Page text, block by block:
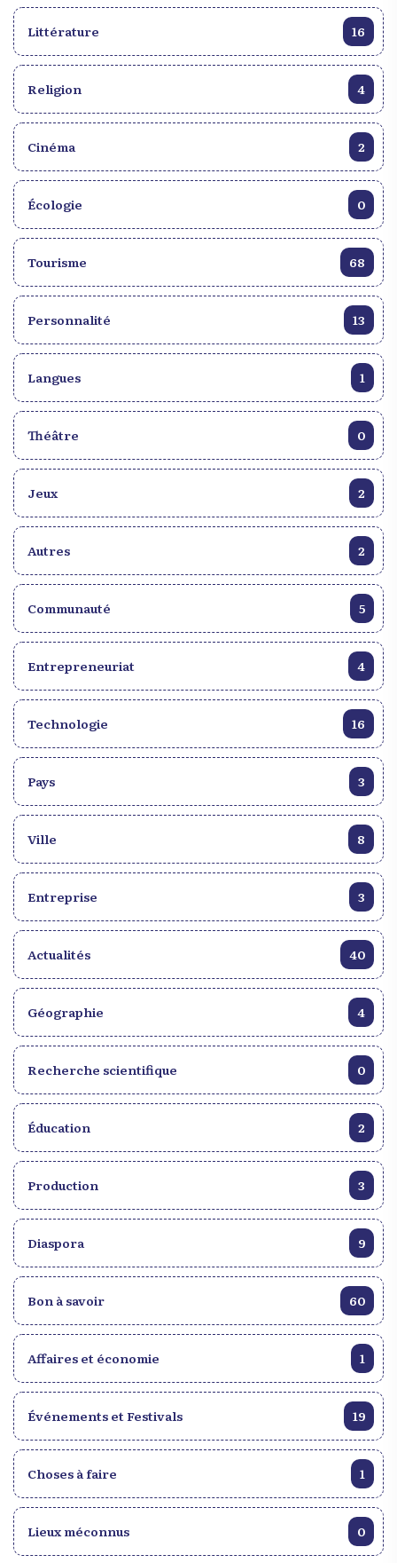
que chaque article est soigneusement ciblé pour
attirer l’attention des moteurs de recherche et des
clients potentiels. En quelques semaines seulement,
ces articles peuvent commencer à se positionner
recherche, offrant une visibilité accrue et attirant du
Littérature 16
Religion 4
Cinéma 2
Écologie 0
Tourisme 68
Personnalité 13
Langues 1
Théâtre 0
Jeux 2
Autres 2
Communauté 5
Entrepreneuriat 4
Technologie 16
Pays 3
Ville 8
Entreprise 3
Actualités 40
Géographie 4
Recherche scientifique 0
Éducation 2
Production 3
Diaspora 9
Bon à savoir 60
Affaires et économie 1
Événements et Festivals 19
Choses à faire 1
Lieux méconnus 0